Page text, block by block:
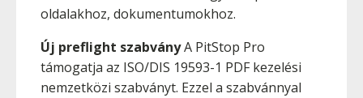
oldalakhoz, dokumentumokhoz.
Új preflight szabványA PitStop Pro
támogatja az ISO/DIS 19593-1 PDF kezelési
nemzetközi szabványt. Ezzel a szabvánnyal